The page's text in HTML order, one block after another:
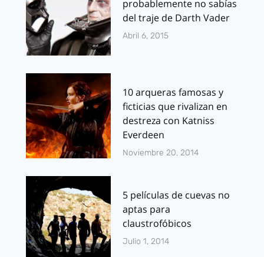
probablemente no sabías
del traje de Darth Vader
Abril 6, 2015
10 arqueras famosas y
ficticias que rivalizan en
destreza con Katniss
Everdeen
Noviembre 20, 2014
5 películas de cuevas no
aptas para
claustrofóbicos
Julio 1, 2014